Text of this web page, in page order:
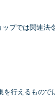
プでは関連法
行えるもので